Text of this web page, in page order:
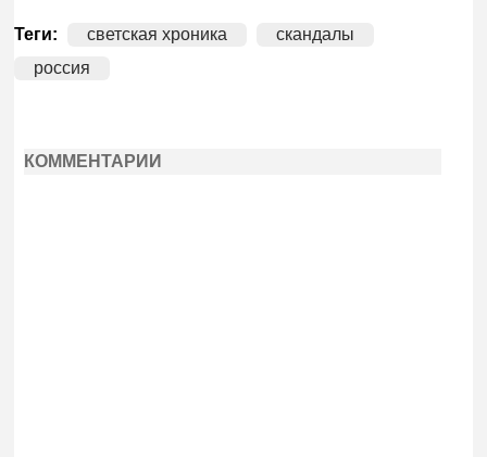
Теги: светская хроника
скандалы
россия
КОММЕНТАРИИ